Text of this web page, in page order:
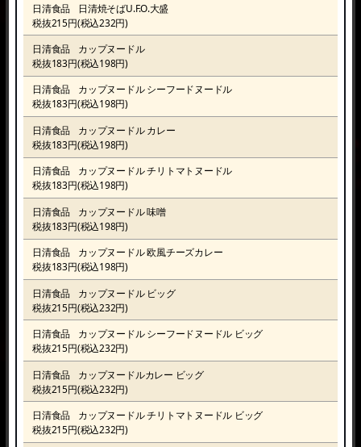
日清食品
日清焼そばU.F.O.大盛
税抜215円(税込232円)
日清食品
カップヌードル
税抜183円(税込198円)
日清食品
カップヌードル シーフードヌードル
税抜183円(税込198円)
日清食品
カップヌードル カレー
税抜183円(税込198円)
日清食品
カップヌードル チリトマトヌードル
税抜183円(税込198円)
日清食品
カップヌードル 味噌
税抜183円(税込198円)
日清食品
カップヌードル 欧風チーズカレー
税抜183円(税込198円)
日清食品
カップヌードル ビッグ
税抜215円(税込232円)
日清食品
カップヌードル シーフードヌードル ビッグ
税抜215円(税込232円)
日清食品
カップヌードルカレー ビッグ
税抜215円(税込232円)
日清食品
カップヌードル チリトマトヌードル ビッグ
税抜215円(税込232円)